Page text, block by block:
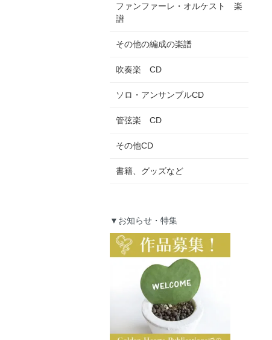
ファンファーレ・オルケスト 楽
譜
その他の編成の楽譜
吹奏楽 CD
ソロ・アンサンブルCD
管弦楽 CD
その他CD
書籍、グッズなど
▼お知らせ・特集